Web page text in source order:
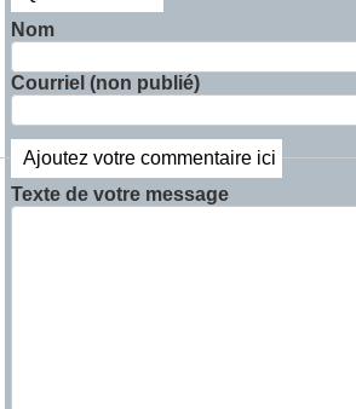
Nom
Courriel (non publié)
Ajoutez votre commentaire ici
Texte de votre message